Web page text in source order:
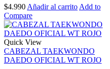
$4.990Añadir al carritoAdd to
Compare
Quick View
CABEZAL TAEKWONDO
DAEDO OFICIAL WT ROJO